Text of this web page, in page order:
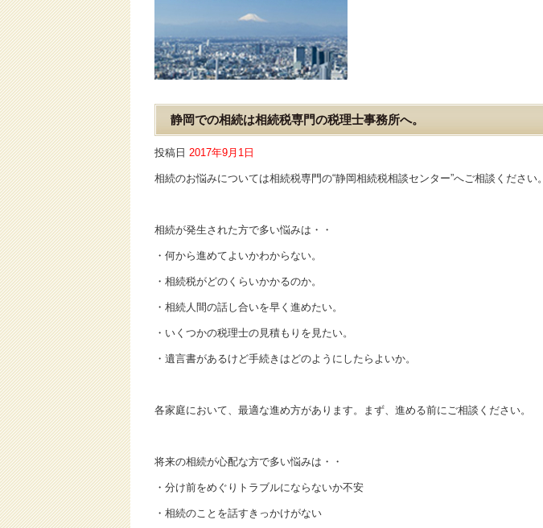
静岡での相続は相続税専門の税理士事務所へ。
投稿日 2017年9月1日
相続のお悩みについては相続税専門の“静岡相続税相談センター”へご相談ください。
相続が発生された方で多い悩みは・・
・何から進めてよいかわからない。
・相続税がどのくらいかかるのか。
・相続人間の話し合いを早く進めたい。
・いくつかの税理士の見積もりを見たい。
・遺言書があるけど手続きはどのようにしたらよいか。
各家庭において、最適な進め方があります。まず、進める前にご相談ください。
将来の相続が心配な方で多い悩みは・・
・分け前をめぐりトラブルにならないか不安
・相続のことを話すきっかけがない